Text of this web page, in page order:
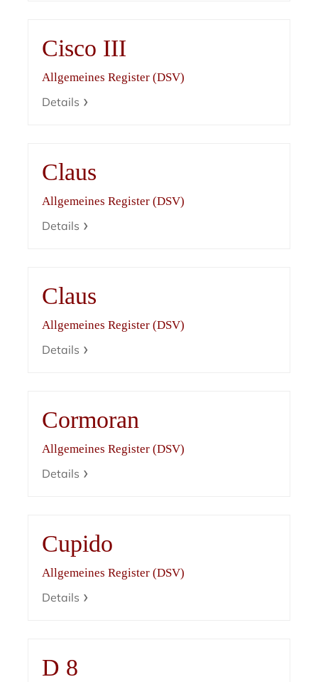
Cisco III
Allgemeines Register (DSV)
Details
Claus
Allgemeines Register (DSV)
Details
Claus
Allgemeines Register (DSV)
Details
Cormoran
Allgemeines Register (DSV)
Details
Cupido
Allgemeines Register (DSV)
Details
D 8